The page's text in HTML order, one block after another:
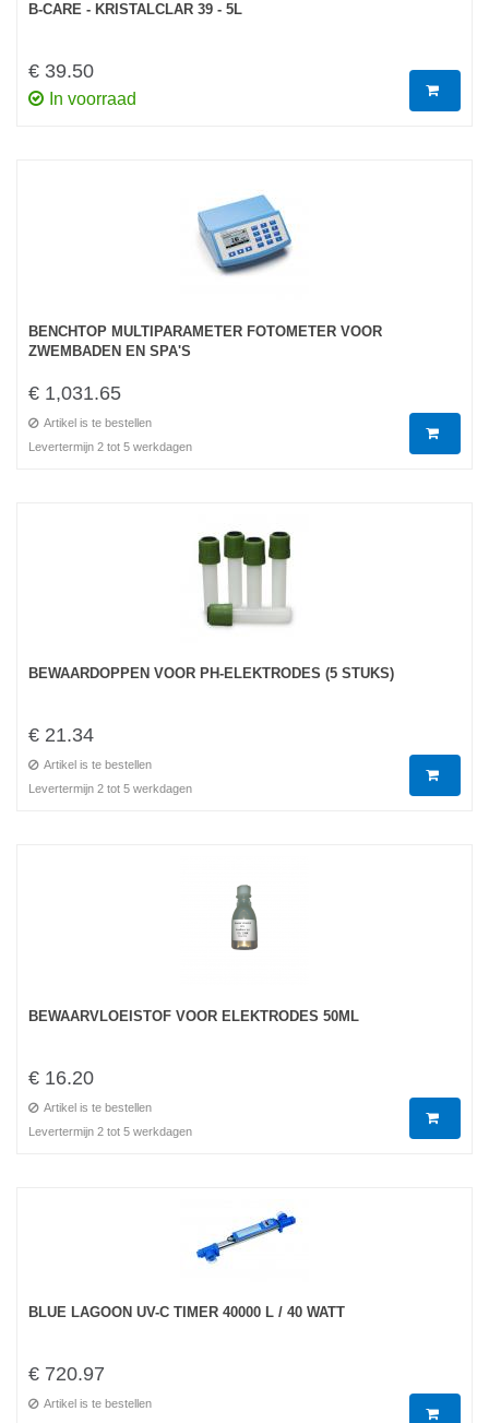
B-CARE - KRISTALCLAR 39 - 5L
€ 39.50
In voorraad
BENCHTOP MULTIPARAMETER FOTOMETER VOOR
ZWEMBADEN EN SPA'S
€ 1,031.65
Artikel is te bestellen
Levertermijn 2 tot 5 werkdagen
BEWAARDOPPEN VOOR PH-ELEKTRODES (5 STUKS)
€ 21.34
Artikel is te bestellen
Levertermijn 2 tot 5 werkdagen
BEWAARVLOEISTOF VOOR ELEKTRODES 50ML
€ 16.20
Artikel is te bestellen
Levertermijn 2 tot 5 werkdagen
BLUE LAGOON UV-C TIMER 40000 L / 40 WATT
€ 720.97
Artikel is te bestellen